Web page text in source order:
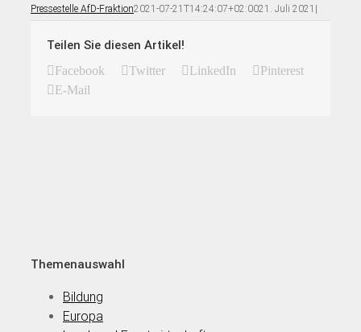
Pressestelle AfD-Fraktion2021-07-21T14:24:07+02:0021. Juli 2021 |
Teilen Sie diesen Artikel!
Facebook Twitter LinkedIn
Pinterest
E-Mail
Themenauswahl
Bildung
Europa